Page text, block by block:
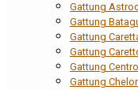
Gattung
Gattung
Gattung
Gattung
Gattung
Gattung